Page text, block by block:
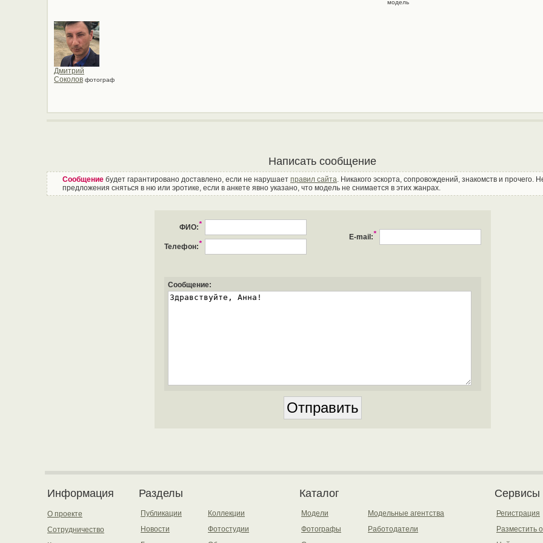
модель
Дмитрий
Соколов фотограф
Написать сообщение
Сообщение будет гарантировано доставлено, если не нарушает правил сайта . Никакого эскорта, сопровождений, знакомств и прочего.
предложения сняться в ню или эротике, если в анкете явно указано, что модель не снимается в этих жанрах.
ФИО:*
Телефон:*
E-mail:*
Сообщение:
Информация
О проекте
Сотрудничество
Разделы
Публикации
Новости
Коллекции
Фотостудии
Каталог
Модели
Фотографы
Модельные агентства
Работодатели
Сервисы
Регистрация
Разместить